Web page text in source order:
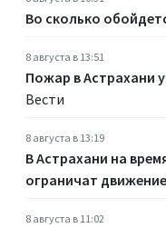
Во сколько
8 августа в 13:51
Пожар в Астрахани
Вести
8 августа в 13:19
В Астрахани на
ограничат
8 августа в 11:02